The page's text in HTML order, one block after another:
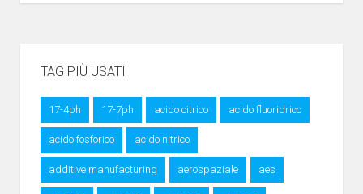
TAG PIÙ USATI
17-4ph 17-7ph acido citrico acido fluoridrico
acido fosforico acido nitrico
additive manufacturing aerospaziale aes